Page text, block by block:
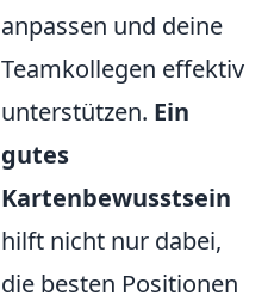
anpassen und deine
Teamkollegen effektiv
unterstützen. Ein
gutes
Kartenbewusstsein
hilft nicht nur dabei,
die besten Positionen